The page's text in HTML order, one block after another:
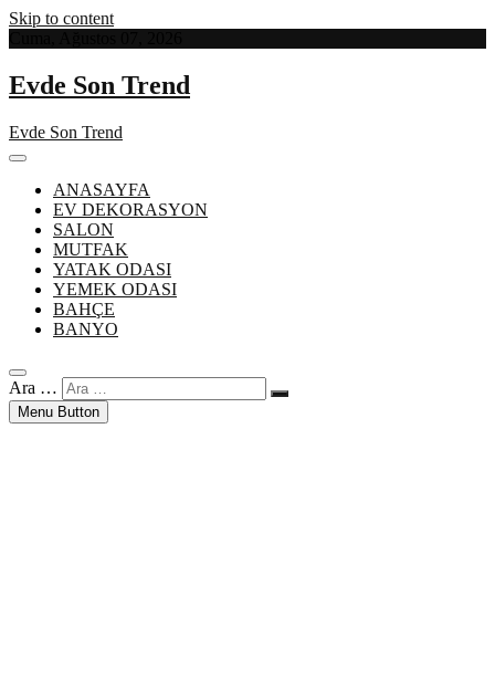
Skip to content
Evde Son Trend
Evde Son Trend
ANASAYFA
EV DEKORASYON
SALON
MUTFAK
YATAK ODASI
YEMEK ODASI
BAHÇE
BANYO
Ara …
Menu Button